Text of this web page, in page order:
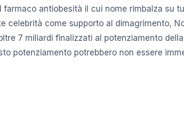
farmaco antiobesità il cui nome rimbalza su
celebrità come supporto al dimagrimento,
7 miliardi finalizzati al potenziamento
potenziamento potrebbero non essere